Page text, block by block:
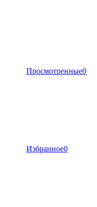
Просмотренные0
Избранное0